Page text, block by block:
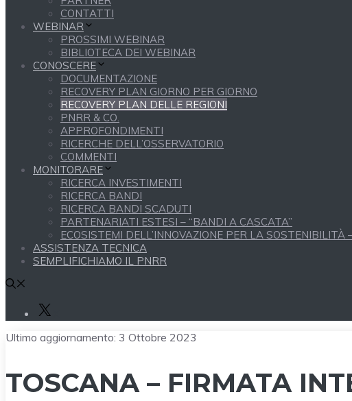
CONTATTI
WEBINAR
PROSSIMI WEBINAR
BIBLIOTECA DEI WEBINAR
CONOSCERE
DOCUMENTAZIONE
RECOVERY PLAN GIORNO PER GIORNO
RECOVERY PLAN DELLE REGIONI
PNRR & CO.
APPROFONDIMENTI
RICERCHE DELL’OSSERVATORIO
COMMENTI
MONITORARE
RICERCA INVESTIMENTI
RICERCA BANDI
RICERCA BANDI SCADUTI
PARTENARIATI ESTESI – “BANDI A CASCATA”
ECOSISTEMI DELL’INNOVAZIONE PER LA SOSTENIBILITÀ
ASSISTENZA TECNICA
SEMPLIFICHIAMO IL PNRR
Ultimo aggiornamento: 3 Ottobre 2023
TOSCANA – FIRMATA